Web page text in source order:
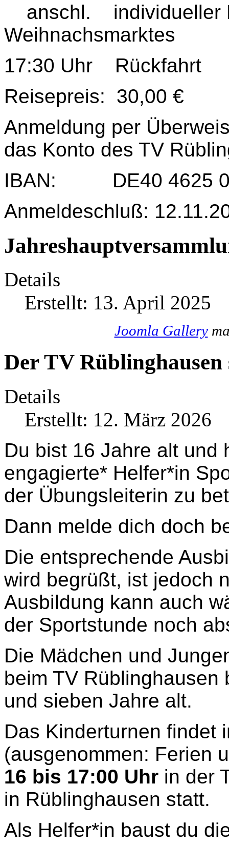
anschl. individueller
Weihnachsmarktes
17:30 Uhr Rückfahrt
Reisepreis: 30,00 €
Anmeldung per
das Konto des TV
IBAN: DE40 4625
Anmeldeschluß:
Details
Erstellt: 13. April 2025
Joomla Gallery
Der TV
Details
Erstellt: 12. März 2026
Du bist 16 Jahre alt und
engagierte* Helfer*in
der Übungsleiterin zu
Dann melde dich doch
Die entsprechende
wird begrüßt, ist jedoch
Ausbildung kann auch
der Sportstunde noch
Die Mädchen und
beim TV
und sieben Jahre alt.
Das Kinderturnen findet
(ausgenommen: Ferien
16 bis 17:00 Uhr in der
in Rüblinghausen statt.
Als Helfer*in baust du